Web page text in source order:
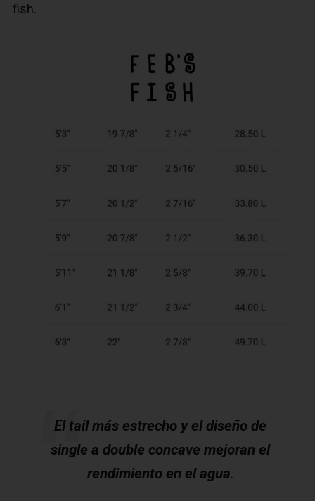
fish.
El tail más estrecho y el diseño de
single a double concave mejoran el
rendimiento en el agua.